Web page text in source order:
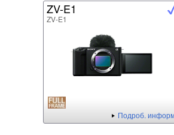
ZV-E1
ZV-E1
Подроб.